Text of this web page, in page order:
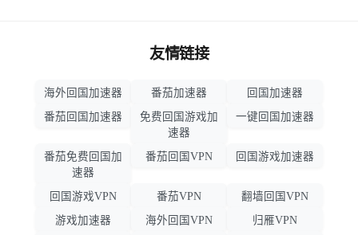
友情链接
海外回国加速器 番茄加速器
回国加速器
番茄回国加速器
免费回国游戏加
速器
一键回国加速器
番茄免费回国加
速器
番茄回国VPN 回国游戏加速器
回国游戏VPN 番茄VPN
翻墙回国VPN
游戏加速器
海外回国VPN 归雁VPN